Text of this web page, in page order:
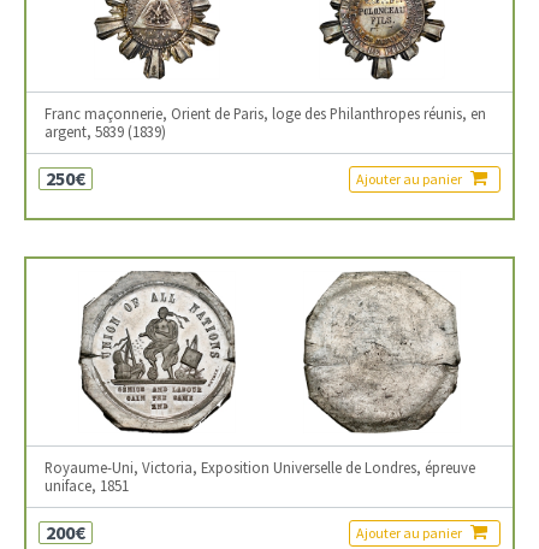
Franc maçonnerie, Orient de Paris, loge des Philanthropes réunis, en
argent, 5839 (1839)
250€ Ajouter au panier
Royaume-Uni, Victoria, Exposition Universelle de Londres, épreuve
uniface, 1851
200€ Ajouter au panier